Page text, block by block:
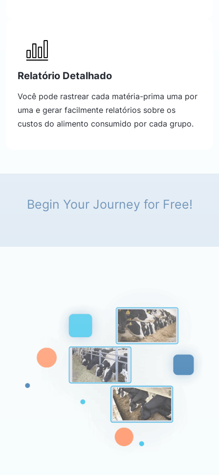
Relatório Detalhado
Você pode rastrear cada matéria-prima uma por
uma e gerar facilmente relatórios sobre os
custos do alimento consumido por cada grupo.
Begin Your Journey for Free!